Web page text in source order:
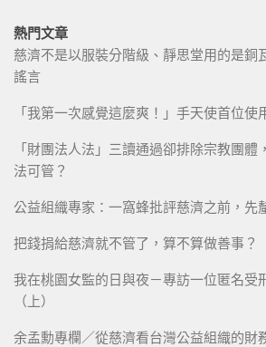
熱門文章
慈濟不是以服裝分階級、靜思堂用的是銅
謠言
「我第一次感覺這麼爽！」手天使首位使
「財團法人法」三讀通過卻排除宗教團體
法可管？
公益組織專家：一窩蜂批評慈濟之前，先
把錢捐給慈濟就不管了，算不算做善事？
我在桃園女監的日與夜－專訪一位匿名受
（上）
余孟勳專欄／從慈濟看台灣公益組織的財